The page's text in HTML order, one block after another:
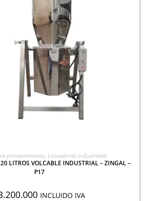
AGREGAR A COTIZACIÓN
procesamiento, Licuadoras industriales
LITROS VOLCABLE INDUSTRIAL – ZINGAL –
P17
INCLUIDO IVA